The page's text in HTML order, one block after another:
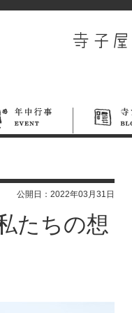
たちの想
公開日： 2022年03月31日